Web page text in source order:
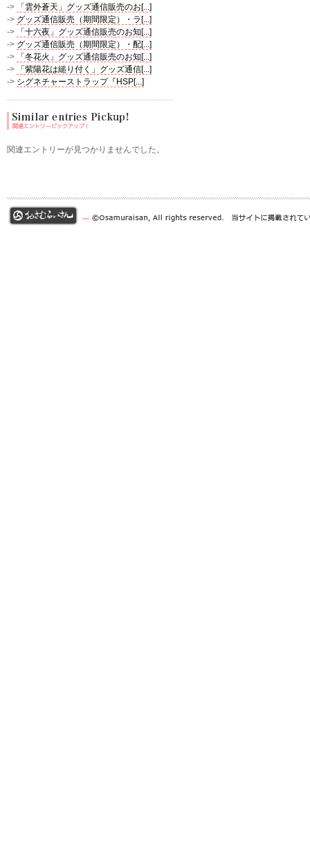
->
「雲外蒼天」グッズ通信販売のお[...]
-> グッズ通信販売（期間限定）・ラ[...]
->
「十六夜」グッズ通信販売のお知[...]
-> グッズ通信販売（期間限定）・配[...]
->
「冬花火」グッズ通信販売のお知[...]
->
「紫陽花は縋り付く」グッズ通信[...]
-> シグネチャーストラップ『HSP[...]
関連エントリーが見つかりませんでした。